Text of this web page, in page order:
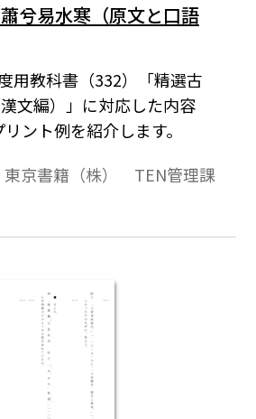
兮易水寒（原文と口語
用教科書（332）「精選古
文編）」に対応した内容
ント例を紹介します。
東京書籍（株） TEN管理課